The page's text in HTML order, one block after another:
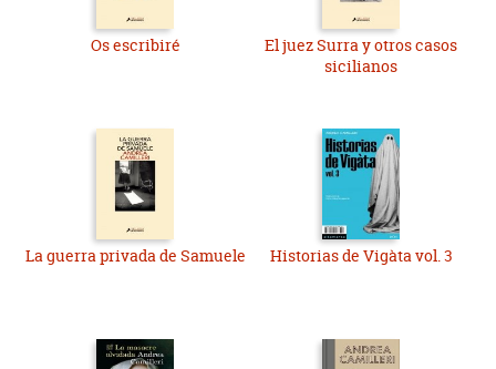
Os escribiré
El juez Surra y otros casos
sicilianos
La guerra privada de Samuele Historias de Vigàta vol. 3